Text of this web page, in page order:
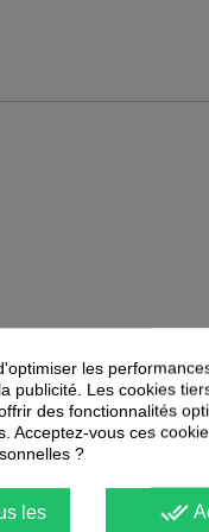
les
publicité. Les cookies
des fonctionnalités
Acceptez-vous ces
?
done_all
les